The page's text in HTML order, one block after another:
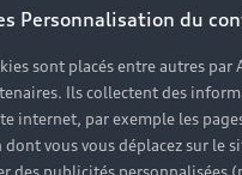
Personnalisation du
sont placés entre autres
Ils collectent des
internet, par exemple les
dont vous vous déplacez sur le